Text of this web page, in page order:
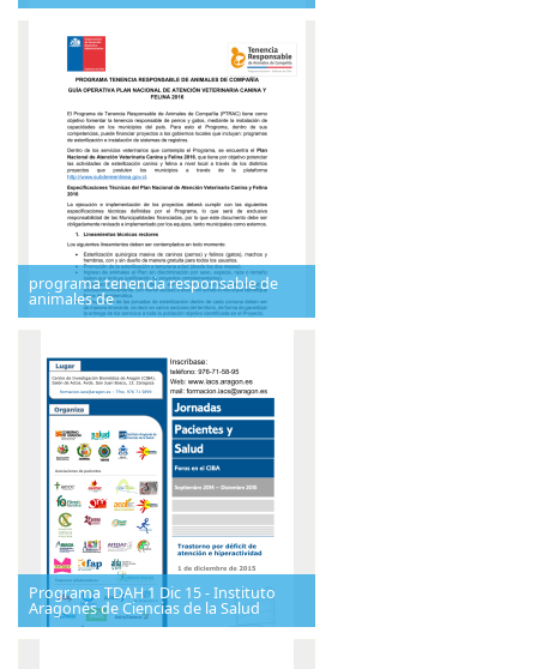
programa tenencia responsable de
animales de
Programa TDAH 1 Dic 15 - Instituto
Aragonés de Ciencias de la Salud